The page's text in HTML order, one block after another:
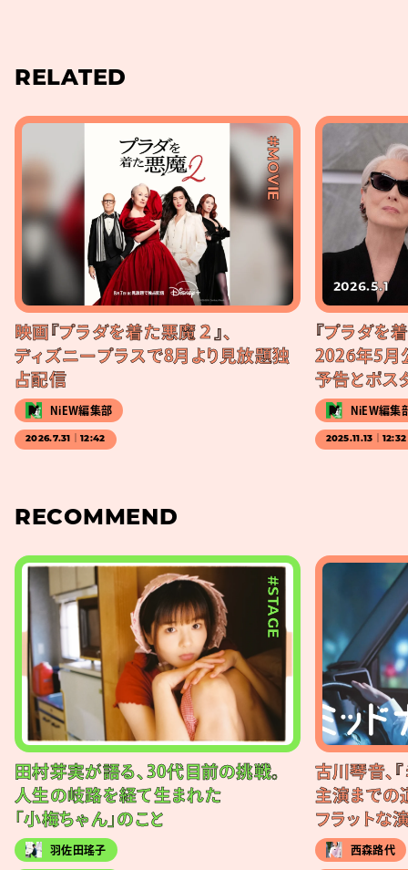
RELATED
#MOVIE
映画『プラダを着た悪魔２』、
ディズニープラスで8月より見放題独
占配信
NiEW編集部
2026.7.31｜12:42
2026.5.1
『プラダを
2026年5月
予告とポス
NiEW編集
2025.11.13｜12:32
RECOMMEND
#STAGE
田村芽実が語る、30代目前の挑戦。
人生の岐路を経て生まれた
「小梅ちゃん」のこと
羽佐田瑤子
古川琴音、
主演までの
フラットな
西森路代